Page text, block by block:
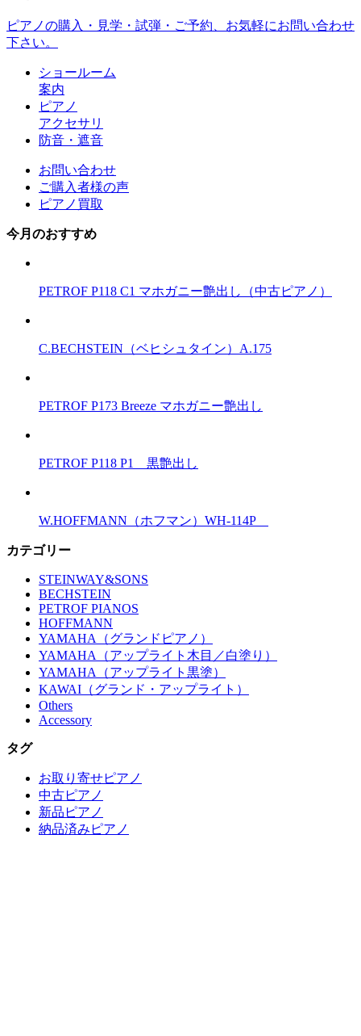
ピアノの購入・見学・試弾・ご予約、お気軽にお問い合わせ
下さい。
ショールーム
案内
ピアノ
アクセサリ
防音・遮音
お問い合わせ
ご購入者様の声
ピアノ買取
今月のおすすめ
PETROF P118 C1 マホガニー艶出し（中古ピアノ）
C.BECHSTEIN（ベヒシュタイン）A.175
PETROF P173 Breeze マホガニー艶出し
PETROF P118 P1 黒艶出し
W.HOFFMANN（ホフマン）WH-114P
カテゴリー
STEINWAY&SONS
BECHSTEIN
PETROF PIANOS
HOFFMANN
YAMAHA（グランドピアノ）
YAMAHA（アップライト木目／白塗り）
YAMAHA（アップライト黒塗）
KAWAI（グランド・アップライト）
Others
Accessory
タグ
お取り寄せピアノ
中古ピアノ
新品ピアノ
納品済みピアノ